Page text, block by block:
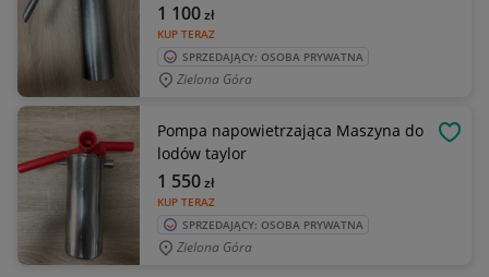
KUP TERAZ
1 100zł
SPRZEDAJĄCY: OSOBA PRYWATNA
Zielona Góra
Pompa napowietrzająca Maszyna do
lodów taylor
KUP TERAZ
1 550zł
SPRZEDAJĄCY: OSOBA PRYWATNA
Zielona Góra